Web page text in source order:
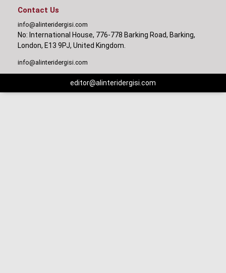
Contact Us
info@alinteridergisi.com
No: International House, 776-778 Barking Road, Barking,
London, E13 9PJ, United Kingdom.
info@alinteridergisi.com
editor@alinteridergisi.com